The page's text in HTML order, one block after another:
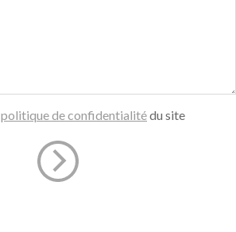
politique de confidentialitédu site